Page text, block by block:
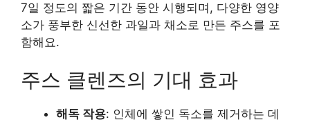
7일 정도의 짧은 기간 동안 시행되며, 다양한 영양
소가 풍부한 신선한 과일과 채소로 만든 주스를 포
함해요.
주스 클렌즈의 기대 효과
해독 작용: 인체에 쌓인 독소를 제거하는 데